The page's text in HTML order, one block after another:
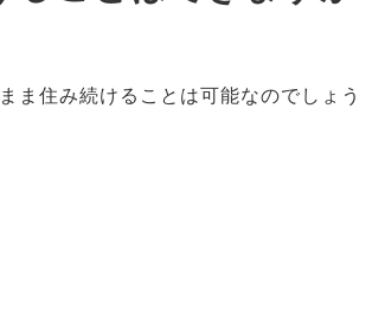
ま住み続けることは可能なのでしょう